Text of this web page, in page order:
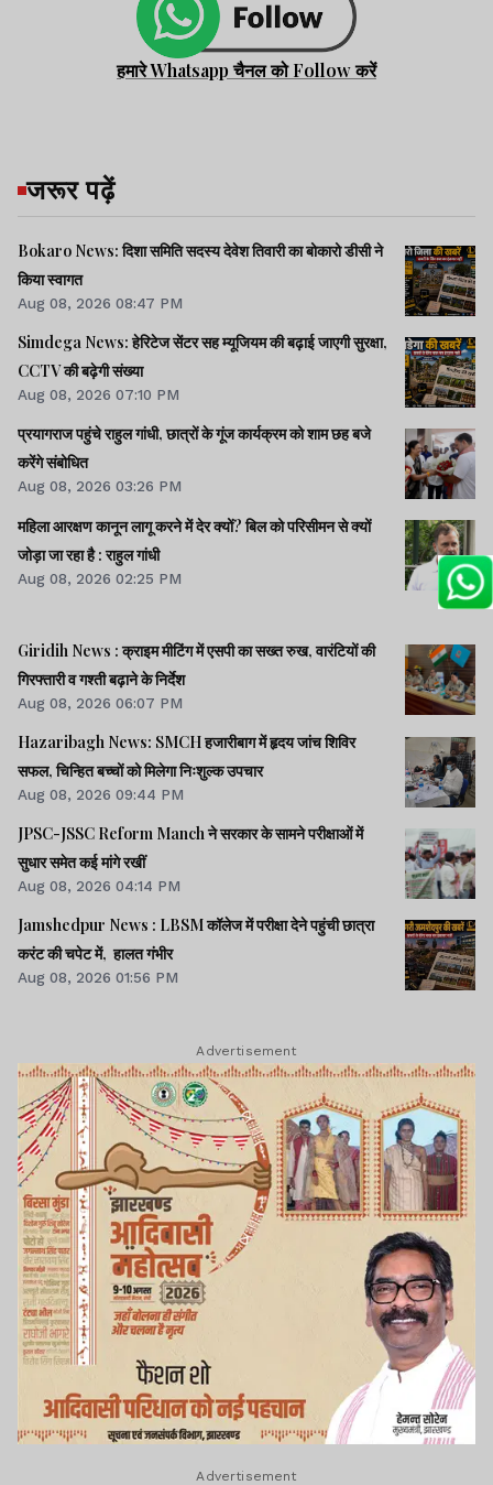
हमारे Whatsapp चैनल को Follow करें
जरूर पढ़ें
Bokaro News: दिशा समिति सदस्य देवेश तिवारी का बोकारो डीसी ने
किया स्वागत
Aug 08, 2026 08:47 PM
Simdega News: हेरिटेज सेंटर सह म्यूजियम की बढ़ाई जाएगी सुरक्षा,
CCTV की बढ़ेगी संख्या
Aug 08, 2026 07:10 PM
प्रयागराज पहुंचे राहुल गांधी, छात्रों के गूंज कार्यक्रम को शाम छह बजे
करेंगे संबोधित
Aug 08, 2026 03:26 PM
महिला आरक्षण कानून लागू करने में देर क्यों? बिल को परिसीमन से क्यों
जोड़ा जा रहा है : राहुल गांधी
Aug 08, 2026 02:25 PM
Giridih News : क्राइम मीटिंग में एसपी का सख्त रुख, वारंटियों की
गिरफ्तारी व गश्ती बढ़ाने के निर्देश
Aug 08, 2026 06:07 PM
Hazaribagh News: SMCH हजारीबाग में हृदय जांच शिविर
सफल, चिन्हित बच्चों को मिलेगा निःशुल्क उपचार
Aug 08, 2026 09:44 PM
JPSC-JSSC Reform Manch ने सरकार के सामने परीक्षाओं में
सुधार समेत कई मांगे रखीं
Aug 08, 2026 04:14 PM
Jamshedpur News : LBSM कॉलेज में परीक्षा देने पहुंची छात्रा
करंट की चपेट में, हालत गंभीर
Aug 08, 2026 01:56 PM
Advertisement
Advertisement